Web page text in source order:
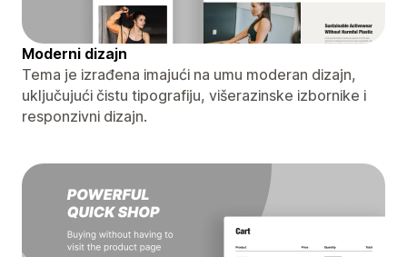
Moderni dizajn
Tema je izrađena imajući na umu moderan dizajn,
uključujući čistu tipografiju, višerazinske izbornike i
responzivni dizajn.